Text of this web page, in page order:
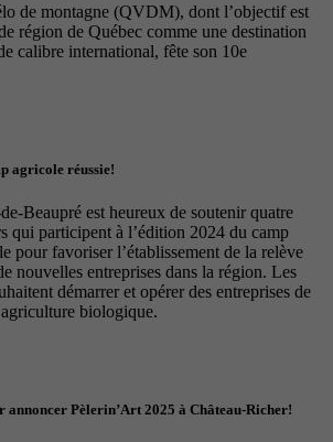
de montagne (QVDM), dont l’objectif est
région de Québec comme une destination
calibre international, fête son 10e
agricole réussie!
Beaupré est heureux de soutenir quatre
qui participent à l’édition 2024 du camp
pour favoriser l’établissement de la relève
nouvelles entreprises dans la région. Les
démarrer et opérer des entreprises de
biologique.
annoncer Pèlerin’Art 2025 à Château-Richer!